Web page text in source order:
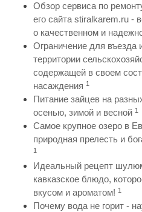
Обзор сервиса по
его сайта stiralkarem.ru -
о качественном и
Ограничение для въезда
территории
содержащей в своем
насаждения 1
Питание зайцев на
осенью, зимой и весной 1
Самое крупное озеро в
природная прелесть и
1
Идеальный рецепт
кавказское блюдо,
вкусом и ароматом! 1
Почему вода не горит -